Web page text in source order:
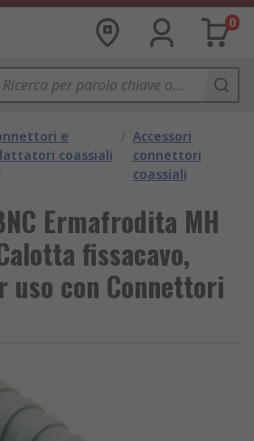
0
e
coassiali
/ Accessori
connettori
coassiali
Ermafrodita MH
fissacavo,
uso con Connettori